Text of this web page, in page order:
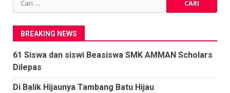
untuk:
BREAKING NEWS
61 Siswa dan siswi Beasiswa SMK AMMAN Scholars
Dilepas
Di Balik Hijaunya Tambang Batu Hijau